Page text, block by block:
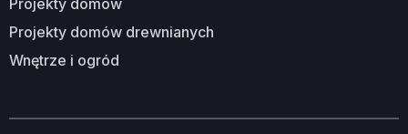
projekty domów
projekty domów drewnianych
wnętrze i ogród